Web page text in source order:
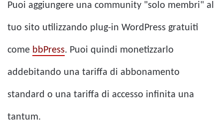
Puoi aggiungere una community "solo membri" al
tuo sito utilizzando plug-in WordPress gratuiti
come bbPress. Puoi quindi monetizzarlo
addebitando una tariffa di abbonamento
standard o una tariffa di accesso infinita una
tantum.